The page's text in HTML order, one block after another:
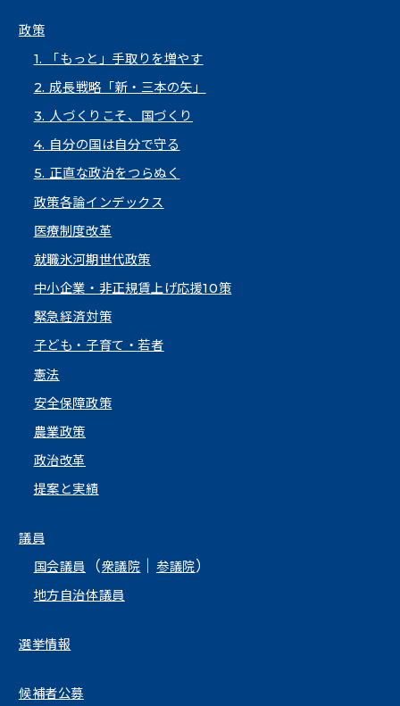
政策
1. 「もっと」手取りを増やす
2. 成長戦略「新・三本の矢」
3. 人づくりこそ、国づくり
4. 自分の国は自分で守る
5. 正直な政治をつらぬく
政策各論インデックス
医療制度改革
就職氷河期世代政策
中小企業・非正規賃上げ応援10策
緊急経済対策
子ども・子育て・若者
憲法
安全保障政策
農業政策
政治改革
提案と実績
議員
国会議員
（衆議院 ｜参議院）
地方自治体議員
選挙情報
候補者公募